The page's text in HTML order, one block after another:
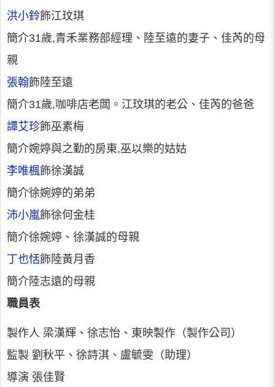
洪小鈴飾江玟琪
簡介31歲,青禾業務部經理、陸至遠的妻子、佳芮的母
親
張翰飾陸至遠
簡介31歲,咖啡店老闆。江玟琪的老公、佳芮的爸爸
譚艾珍飾巫素梅
簡介婉婷與之勤的房東,巫以樂的姑姑
李唯楓飾徐漢誠
簡介徐婉婷的弟弟
沛小嵐飾徐何金桂
簡介徐婉婷、徐漢誠的母親
丁也恬飾陸黃月香
簡介陸志遠的母親
職員表
製作人 梁漢輝、徐志怡、東映製作（製作公司）
監製 劉秋平、徐詩淇、盧毓雯（助理）
導演 張佳賢